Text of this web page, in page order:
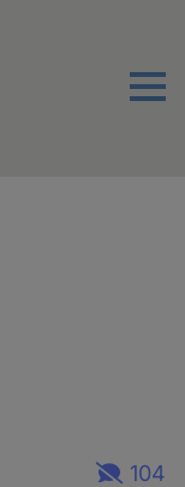
Menu
104